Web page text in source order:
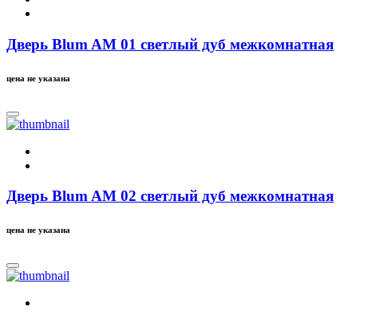
Дверь Blum AM 01 светлый дуб межкомнатная
цена не указана
Дверь Blum AM 02 светлый дуб межкомнатная
цена не указана